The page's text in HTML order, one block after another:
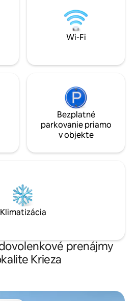
časť Atén.
súkromie,
stromy,
na pizzu. 30
Ideálne aj na
200 Mb/s.
Wi-Fi
Bezplatné
parkovanie priamo
v objekte
Klimatizácia
prenájmy
Krieza